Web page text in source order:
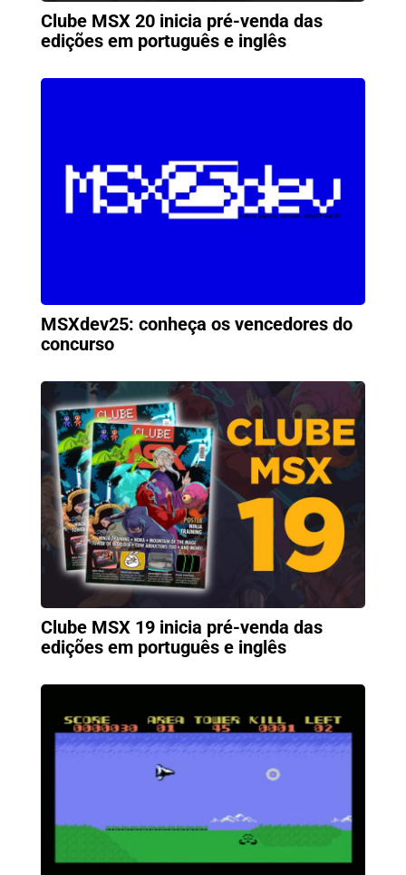
Clube MSX 20 inicia pré-venda das
edições em português e inglês
MSXdev25: conheça os vencedores do
concurso
Clube MSX 19 inicia pré-venda das
edições em português e inglês